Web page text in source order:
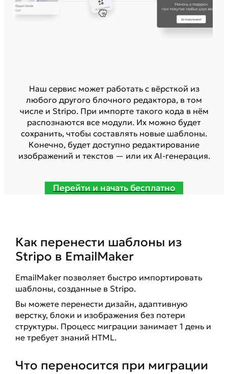
Наш сервис может работать с вёрсткой из
любого другого блочного редактора, в том
числе и Stripo. При импорте такого кода в нём
распознаются все модули. Их можно будет
сохранить, чтобы составлять новые шаблоны.
Конечно, будет доступно редактирование
изображений и текстов — или их AI-генерация.
Перейти и начать бесплатно
Как перенести шаблоны из
Stripo в EmailMaker
EmailMaker позволяет быстро импортировать
шаблоны, созданные в Stripo.
Вы можете перенести дизайн, адаптивную
верстку, блоки и изображения без потери
структуры. Процесс миграции занимает 1 день и
не требует знаний HTML.
Что переносится при миграции